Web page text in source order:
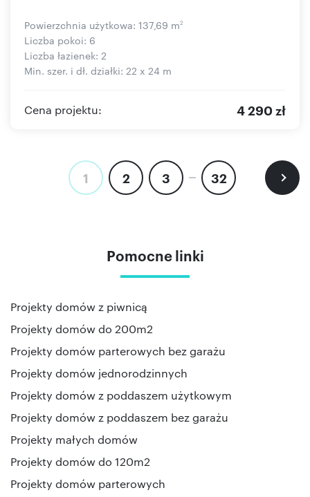
Powierzchnia użytkowa: 137,69 m2
Liczba pokoi: 6
Liczba łazienek: 2
Min. szer. i dł. działki: 22 x 24 m
Cena projektu: 4 290 zł
1 2 3 32
Pomocne linki
Projekty domów z piwnicą
Projekty domów do 200m2
Projekty domów parterowych bez garażu
Projekty domów jednorodzinnych
Projekty domów z poddaszem użytkowym
Projekty domów z poddaszem bez garażu
Projekty małych domów
Projekty domów do 120m2
Projekty domów parterowych